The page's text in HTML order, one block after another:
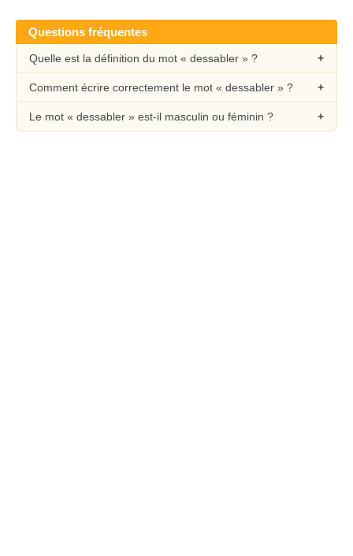
Questions fréquentes
Quelle est la définition du mot « dessabler » ?
Comment écrire correctement le mot « dessabler » ?
Le mot « dessabler » est-il masculin ou féminin ?